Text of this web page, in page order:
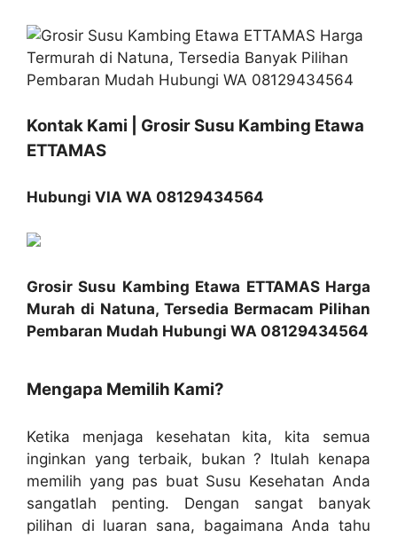
Kontak Kami | Grosir Susu Kambing Etawa
ETTAMAS
Hubungi VIA WA 08129434564
Grosir Susu Kambing Etawa ETTAMAS Harga
Murah di Natuna, Tersedia Bermacam Pilihan
Pembaran Mudah Hubungi WA 08129434564
Mengapa Memilih Kami?
Ketika menjaga kesehatan kita, kita semua
inginkan yang terbaik, bukan ? Itulah kenapa
memilih yang pas buat Susu Kesehatan Anda
sangatlah penting. Dengan sangat banyak
pilihan di luaran sana, bagaimana Anda tahu